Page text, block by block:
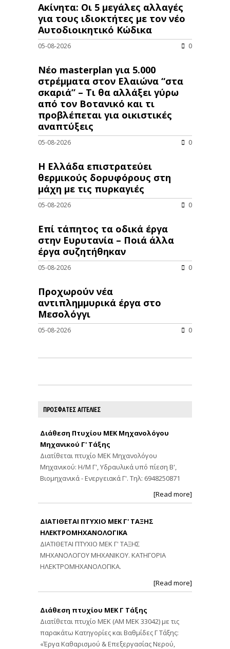
Ακίνητα: Οι 5 μεγάλες αλλαγές
για τους ιδιοκτήτες με τον νέο
Αυτοδιοικητικό Κώδικα
05-08-2026 0
Νέο masterplan για 5.000
στρέμματα στον Ελαιώνα “στα
σκαριά” – Τι θα αλλάξει γύρω
από τον Βοτανικό και τι
προβλέπεται για οικιστικές
αναπτύξεις
05-08-2026 0
Η Ελλάδα επιστρατεύει
θερμικούς δορυφόρους στη
μάχη με τις πυρκαγιές
05-08-2026 0
Επί τάπητος τα οδικά έργα
στην Ευρυτανία – Ποιά άλλα
έργα συζητήθηκαν
05-08-2026 0
Προχωρούν νέα
αντιπλημμυρικά έργα στο
Μεσολόγγι
05-08-2026 0
ΠΡΟΣΦΑΤΕΣ ΑΓΓΕΛΙΕΣ
Διάθεση Πτυχίου ΜΕΚ Μηχανολόγου
Μηχανικού Γ' Τάξης
Διατίθεται πτυχίο ΜΕΚ Μηχανολόγου
Μηχανικού: Η/Μ Γ', Υδραυλικά υπό πίεση Β',
Βιομηχανικά - Ενεργειακά Γ'. Τηλ: 6948250871
[Read more]
ΔΙΑΤΙΘΕΤΑΙ ΠΤΥΧΙΟ ΜΕΚ Γ' ΤΑΞΗΣ
ΗΛΕΚΤΡΟΜΗΧΑΝΟΛΟΓΙΚΑ
ΔΙΑΤΙΘΕΤΑΙ ΠΤΥΧΙΟ ΜΕΚ Γ' ΤΑΞΗΣ
ΜΗΧΑΝΟΛΟΓΟΥ ΜΗΧΑΝΙΚΟΥ. ΚΑΤΗΓΟΡΙΑ
ΗΛΕΚΤΡΟΜΗΧΑΝΟΛΟΓΙΚΑ.
[Read more]
Διάθεση πτυχίου ΜΕΚ Γ Τάξης
Διατίθεται πτυχίο ΜΕΚ (ΑΜ ΜΕΚ 33042) με τις
παρακάτω Κατηγορίες και Βαθμίδες Γ Τάξης:
«Έργα Καθαρισμού & Επεξεργασίας Νερού,